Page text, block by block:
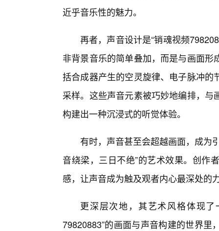
近乎音乐性的魅力。
再者，声音设计是“销魂视频
非背景音乐的简单叠加，而是与画面
括合成器产生的空灵旋律、电子脉冲
采样。这些声音元素被巧妙地编排，
构建出一种沉浸式的听觉体验。
有时，声音甚至会超越画面，成为
音绕梁，三日不绝”的艺术效果。创作
感，让声音成为触及观者内心最深处的
更深层次地，其艺术风格体现了
79820883”的画面与声音构建的世界